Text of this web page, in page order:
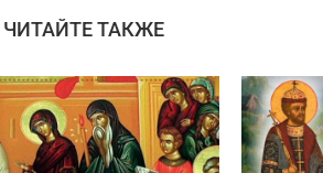
ЧИТАЙТЕ ТАКЖЕ